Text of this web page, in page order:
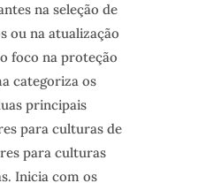
na seleção de
ou na atualização
foco na proteção
categoriza os
principais
para culturas de
para culturas
Inicia com os